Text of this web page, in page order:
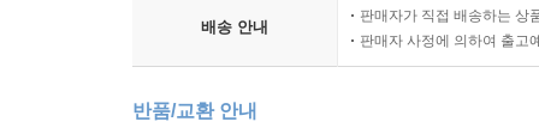
배송 안내
판매자가 직접 배송하는 상
판매자 사정에 의하여 출고
반품/교환 안내